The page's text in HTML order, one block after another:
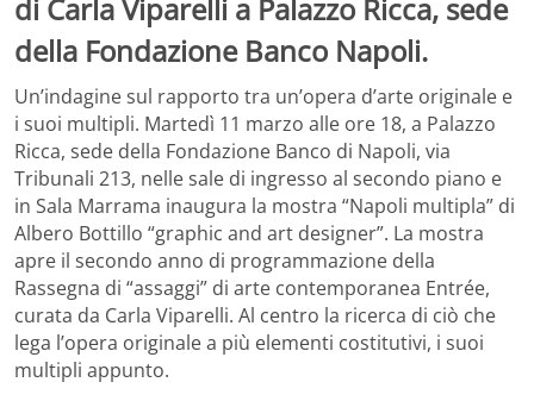
di Carla Viparelli a Palazzo Ricca, sede
della Fondazione Banco Napoli.
Un’indagine sul rapporto tra un’opera d’arte originale e
i suoi multipli. Martedì 11 marzo alle ore 18, a Palazzo
Ricca, sede della Fondazione Banco di Napoli, via
Tribunali 213, nelle sale di ingresso al secondo piano e
in Sala Marrama inaugura la mostra “Napoli multipla” di
Albero Bottillo “graphic and art designer”. La mostra
apre il secondo anno di programmazione della
Rassegna di “assaggi” di arte contemporanea Entrée,
curata da Carla Viparelli. Al centro la ricerca di ciò che
lega l’opera originale a più elementi costitutivi, i suoi
multipli appunto.